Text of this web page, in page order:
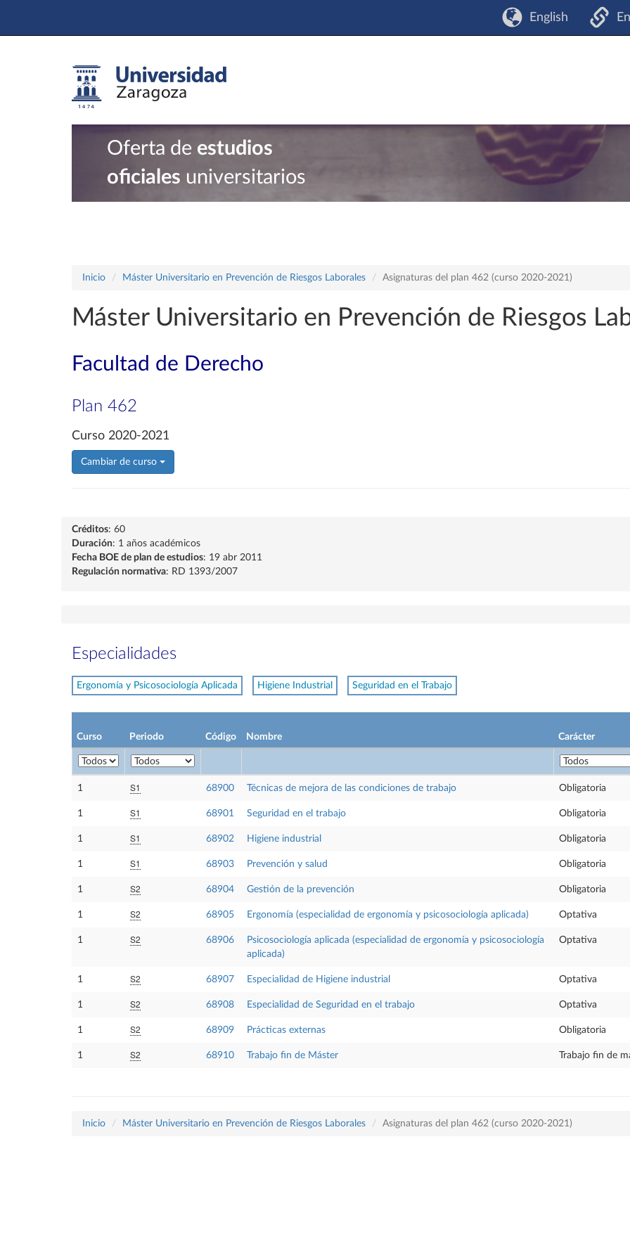
English
Oferta de estudios
oficiales universitarios
Inicio Máster Universitario en Prevención de Riesgos Laborales Asignaturas del plan 462 (curso 2020-2021)
Máster Universitario en Prevención de Riesgos
Facultad de Derecho
Plan 462
Curso 2020-2021
Cambiar de curso
Créditos: 60
Duración: 1 años académicos
Fecha BOE de plan de estudios: 19 abr 2011
Regulación normativa: RD 1393/2007
Especialidades
Ergonomía y Psicosociología Aplicada Higiene Industrial Seguridad en el Trabajo
Curso Periodo Código Nombre Carácter
1 S1 68900 Técnicas de mejora de las condiciones de trabajo Obligatoria
1 S1 68901 Seguridad en el trabajo Obligatoria
1 S1 68902 Higiene industrial Obligatoria
1 S1 68903 Prevención y salud Obligatoria
1 S2 68904 Gestión de la prevención Obligatoria
1 S2 68905 Ergonomía (especialidad de ergonomía y psicosociología aplicada) Optativa
1 S2 68906
Psicosociología aplicada (especialidad de ergonomía y psicosociología
aplicada)
Optativa
1 S2 68907 Especialidad de Higiene industrial Optativa
1 S2 68908 Especialidad de Seguridad en el trabajo Optativa
1 S2 68909 Prácticas externas Obligatoria
1 S2 68910 Trabajo fin de Máster Trabajo fin de
Inicio Máster Universitario en Prevención de Riesgos Laborales Asignaturas del plan 462 (curso 2020-2021)